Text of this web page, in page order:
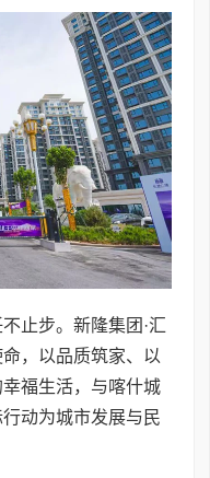
止步。新隆集团·汇
，以品质筑家、以
福生活，与喀什城
动为城市发展与民